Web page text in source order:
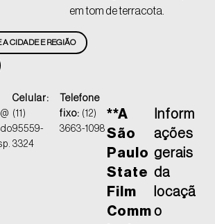
em tom de terracota.
CIDADE E REGIÃO
Celular:
(11)
95559-
3324
Telefone
fixo: (12)
3663-1098
**A
São
Paulo
State
Film
Comm
Inform
ações
gerais
da
locaçã
o